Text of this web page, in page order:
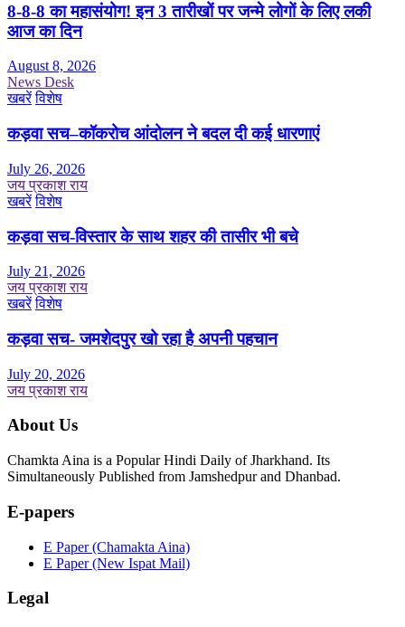
8-8-8 का महासंयोग! इन 3 तारीखों पर जन्मे लोगों के लिए लकी
आज का दिन
August 8, 2026
News Desk
खबरें विशेष
कड़वा सच–कॉकरोच आंदोलन ने बदल दी कई धारणाएं
July 26, 2026
जय प्रकाश राय
खबरें विशेष
कड़वा सच-विस्तार के साथ शहर की तासीर भी बचे
July 21, 2026
जय प्रकाश राय
खबरें विशेष
कड़वा सच- जमशेदपुर खो रहा है अपनी पहचान
July 20, 2026
जय प्रकाश राय
About Us
Chamkta Aina is a Popular Hindi Daily of Jharkhand. Its
Simultaneously Published from Jamshedpur and Dhanbad.
E-papers
E Paper (Chamakta Aina)
E Paper (New Ispat Mail)
Legal